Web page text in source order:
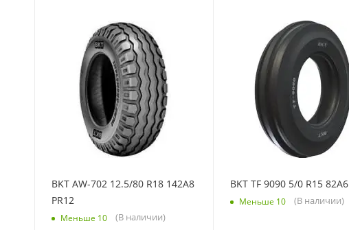
BKT AW-702 12.5/80 R18 142A8
PR12
Меньше 10 (В наличии)
BKT TF 9090 5/0 R15 82A6
Меньше 10 (В наличии)